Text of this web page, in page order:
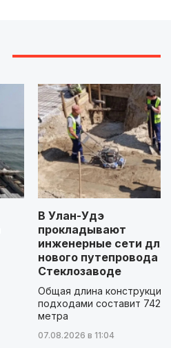
В Улан-Удэ
прокладывают
инженерные сети для
нового путепровода
Стеклозаводе
Общая длина конструкции
подходами составит 742
метра
07.08.2026 в 11:04